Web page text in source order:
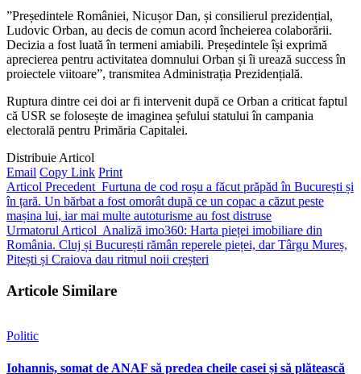
”Președintele României, Nicușor Dan, și consilierul prezidențial,
Ludovic Orban, au decis de comun acord încheierea colaborării.
Decizia a fost luată în termeni amiabili. Președintele își exprimă
aprecierea pentru activitatea domnului Orban și îi urează success în
proiectele viitoare”, transmitea Administrația Prezidențială.
Ruptura dintre cei doi ar fi intervenit după ce Orban a criticat faptul
că USR se folosește de imaginea șefului statului în campania
electorală pentru Primăria Capitalei.
Distribuie Articol
Email Copy Link Print
Articol Precedent Furtuna de cod roșu a făcut prăpăd în București și
în țară. Un bărbat a fost omorât după ce un copac a căzut peste
mașina lui, iar mai multe autoturisme au fost distruse
Urmatorul Articol Analiză imo360: Harta pieței imobiliare din
România. Cluj și București rămân reperele pieței, dar Târgu Mureș,
Pitești și Craiova dau ritmul noii creșteri
Articole Similare
Politic
Iohannis, somat de ANAF să predea cheile casei și să plătească